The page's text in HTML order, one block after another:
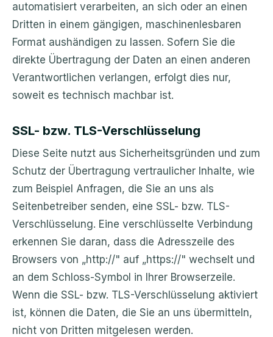
automatisiert verarbeiten, an sich oder an einen
Dritten in einem gängigen, maschinenlesbaren
Format aushändigen zu lassen. Sofern Sie die
direkte Übertragung der Daten an einen anderen
Verantwortlichen verlangen, erfolgt dies nur,
soweit es technisch machbar ist.
SSL- bzw. TLS-Verschlüsselung
Diese Seite nutzt aus Sicherheitsgründen und zum
Schutz der Übertragung vertraulicher Inhalte, wie
zum Beispiel Anfragen, die Sie an uns als
Seitenbetreiber senden, eine SSL- bzw. TLS-
Verschlüsselung. Eine verschlüsselte Verbindung
erkennen Sie daran, dass die Adresszeile des
Browsers von „http://" auf „https://" wechselt und
an dem Schloss-Symbol in Ihrer Browserzeile.
Wenn die SSL- bzw. TLS-Verschlüsselung aktiviert
ist, können die Daten, die Sie an uns übermitteln,
nicht von Dritten mitgelesen werden.